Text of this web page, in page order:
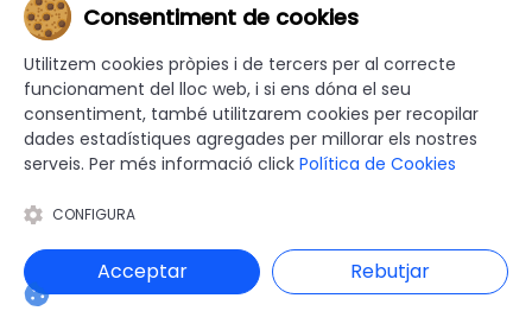
Habitatge i Urbanisme
Hisenda
Intervenció General
Justícia
Medi Ambient
Mobilitat i Territori
Ocupació i Formació
Participació ciutadana
Promoció Econòmica
Salut
Consentiment de cookies
Utilitzem cookies pròpies i de tercers per al correcte
funcionament del lloc web, i si ens dóna el seu
consentiment, també utilitzarem cookies per recopilar
dades estadístiques agregades per millorar els nostres
serveis. Per més informació click Política de Cookies
CONFIGURA
Acceptar Rebutjar